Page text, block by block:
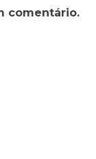
comentário.